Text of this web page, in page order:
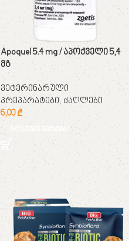
Apoquel 5.4 mg / აპოქველი 5,4
მგ
ვეტერინარული
პრეპარატები, ძაღლები
6,00₾
კალათაში დამატება